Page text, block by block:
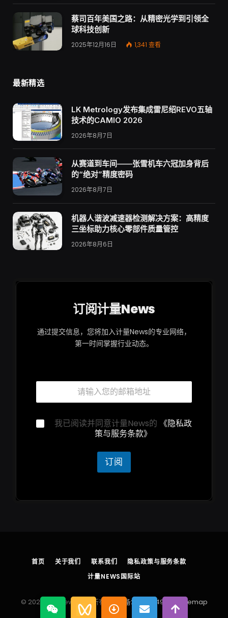
蔡司百年美国之路：从精密光学到引领全
球科技创新
2025年12月16日 1,341 查看
最新精选
LK Metrology发布集成雷尼绍REVO五轴
技术的CAMIO 2026
2026年8月7日
从赛道到车间——张雪机车六冠加身背后
的“绝对”精度密码
2026年8月7日
机器人谐波减速器检测解决方案：高精度
三坐标助力核心零部件质量管控
2026年8月6日
订阅计量News
通过提交信息，您将加入计量News的专业网络，
第一时间掌握行业动态。
箱
隐
私
声
明
隐
声
明
邮
*
隐
我已阅读并同意计量News的 《隐私政
策与服务条款》
订阅
首页 关于我们 联系我们
隐私政策与服务条款
计量NEWS国际站
© 2026 计量News 版权所有 浙ICP备2025204930号 sitemap